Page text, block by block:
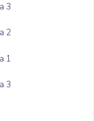
3
2
1
3